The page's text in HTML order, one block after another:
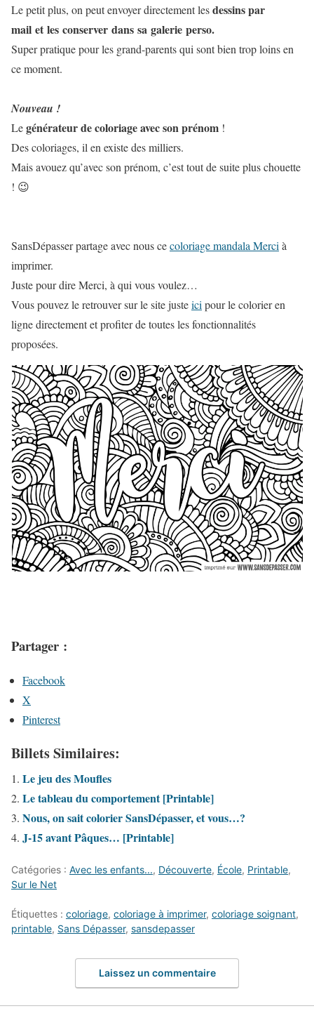
Le petit plus, on peut envoyer directement lesdessins par
mail et les conserver dans sa galerie perso.
Super pratique pour les grand-parents qui sont bien trop loins en
ce moment.
Nouveau !
Legénérateur de coloriage avec son prénom !
Des coloriages, il en existe des milliers.
Mais avouez qu’avec son prénom, c’est tout de suite plus chouette
! 😉
SansDépasser partage avec nous cecoloriage mandala Merci à
imprimer.
Juste pour dire Merci, à qui vous voulez…
Vous pouvez le retrouver sur le site justeici pour le colorier en
ligne directement et profiter de toutes les fonctionnalités
proposées.
Partager :
Facebook
X
Pinterest
Billets Similaires:
Le jeu des Moufles
Le tableau du comportement [Printable]
Nous, on sait colorier SansDépasser, et vous…?
J-15 avant Pâques… [Printable]
Catégories : Avec les enfants..., Découverte, École, Printable,
Sur le Net
Étiquettes : coloriage, coloriage à imprimer, coloriage soignant,
printable, Sans Dépasser, sansdepasser
Laissez un commentaire